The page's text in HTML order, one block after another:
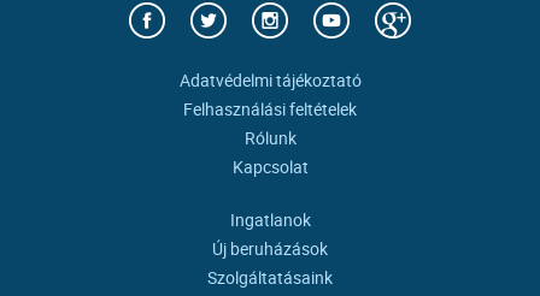
Adatvédelmi tájékoztató
Felhasználási feltételek
Rólunk
Kapcsolat
Ingatlanok
Új beruházások
Szolgáltatásaink